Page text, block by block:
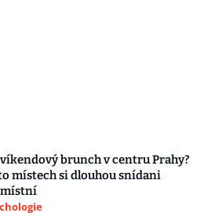
brunch v centru Prahy?
místech si dlouhou snídani